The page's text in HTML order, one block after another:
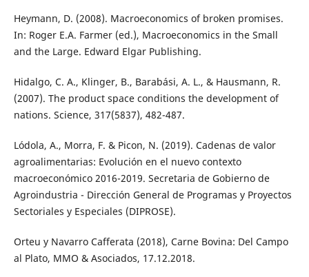
Heymann, D. (2008). Macroeconomics of broken promises.
In: Roger E.A. Farmer (ed.), Macroeconomics in the Small
and the Large. Edward Elgar Publishing.
Hidalgo, C. A., Klinger, B., Barabási, A. L., & Hausmann, R.
(2007). The product space conditions the development of
nations. Science, 317(5837), 482-487.
Lódola, A., Morra, F. & Picon, N. (2019). Cadenas de valor
agroalimentarias: Evolución en el nuevo contexto
macroeconómico 2016-2019. Secretaria de Gobierno de
Agroindustria - Dirección General de Programas y Proyectos
Sectoriales y Especiales (DIPROSE).
Orteu y Navarro Cafferata (2018), Carne Bovina: Del Campo
al Plato, MMO & Asociados, 17.12.2018.